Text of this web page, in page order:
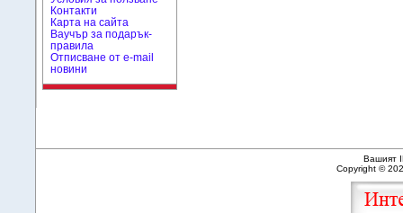
Контакти
Карта на сайта
Ваучър за подарък-
правила
Отписване от e-mail
новини
Вашият
Copyright ©